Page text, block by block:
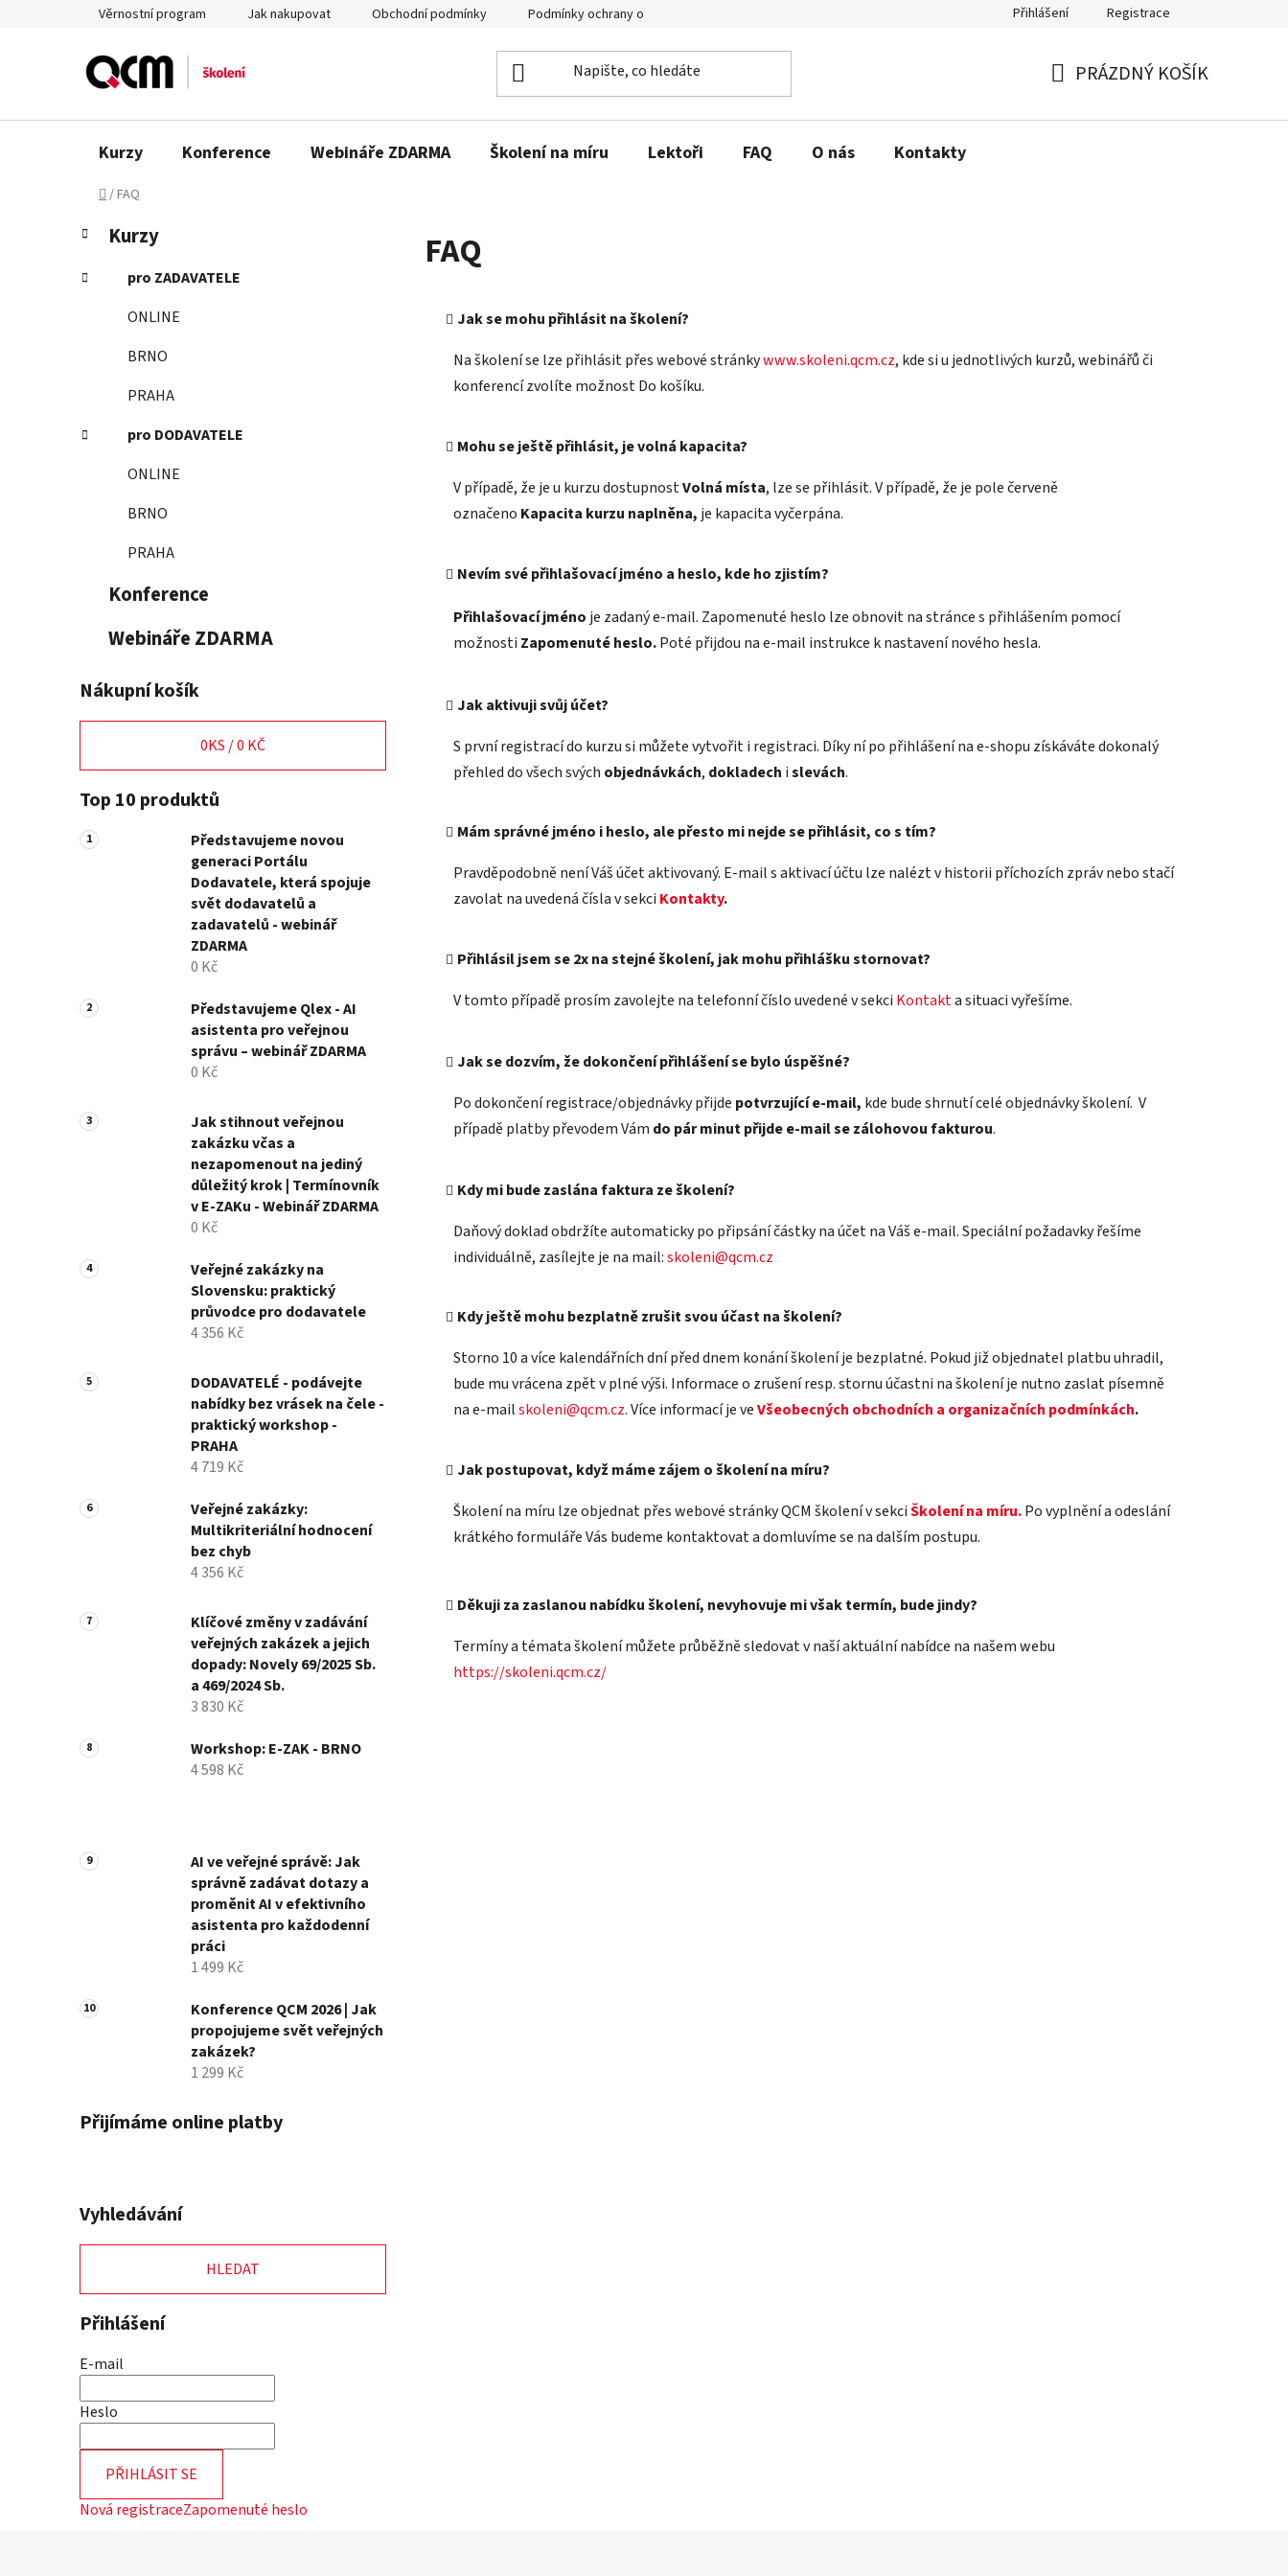
Věrnostní program Jak nakupovat Obchodní podmínky Podmínky ochrany osobních údajů Přihlášení Registrace
PRÁZDNÝ KOŠÍK
Kurzy Konference Webináře ZDARMA Školení na míru Lektoři FAQ O nás Kontakty
Domů
/FAQ
P
s
í
p
Přeskočit
kategorie
K
a
t
e
Kurzy
pro ZADAVATELE
ONLINE
BRNO
PRAHA
pro DODAVATELE
ONLINE
BRNO
PRAHA
Konference
Webináře ZDARMA
Nákupní košík
0KS /0 KČ
Top 10 produktů
Představujeme novou
generaci Portálu
Dodavatele, která spojuje
svět dodavatelů a
zadavatelů - webinář
ZDARMA
0 Kč
Představujeme Qlex - AI
asistenta pro veřejnou
správu – webinář ZDARMA
0 Kč
Jak stihnout veřejnou
zakázku včas a
nezapomenout na jediný
důležitý krok | Termínovník
v E-ZAKu - Webinář ZDARMA
0 Kč
Veřejné zakázky na
Slovensku: praktický
průvodce pro dodavatele
4 356 Kč
DODAVATELÉ - podávejte
nabídky bez vrásek na čele -
praktický workshop -
PRAHA
4 719 Kč
Veřejné zakázky:
Multikriteriální hodnocení
bez chyb
4 356 Kč
Klíčové změny v zadávání
veřejných zakázek a jejich
dopady: Novely 69/2025 Sb.
a 469/2024 Sb.
3 830 Kč
Workshop: E-ZAK - BRNO
4 598 Kč
AI ve veřejné správě: Jak
správně zadávat dotazy a
proměnit AI v efektivního
asistenta pro každodenní
práci
1 499 Kč
Konference QCM 2026 | Jak
propojujeme svět veřejných
zakázek?
1 299 Kč
Přijímáme online platby
Vyhledávání
HLEDAT
Přihlášení
E-mail
Heslo
PŘIHLÁSIT SE
Nová registraceZapomenuté heslo
FAQ
Jak se mohu přihlásit na školení?
Na školení se lze přihlásit přes webové stránkywww.skoleni.qcm.cz, kde si u jednotlivých kurzů, webinářů či
konferencí zvolíte možnost Do košíku.
Mohu se ještě přihlásit, je volná kapacita?
V případě, že je u kurzu dostupnostVolná místa, lze se přihlásit. V případě, že je pole červeně
označeno Kapacita kurzu naplněna, je kapacita vyčerpána.
Nevím své přihlašovací jméno a heslo, kde ho zjistím?
Přihlašovací jméno je zadaný e-mail. Zapomenuté heslo lze obnovit na stránce s přihlášením pomocí
možnosti Zapomenuté heslo.Poté přijdou na e-mail instrukce k nastavení nového hesla.
Jak aktivuji svůj účet?
S první registrací do kurzu si můžete vytvořit i registraci. Díky ní po přihlášení na e-shopu získáváte dokonalý
přehled do všech svých objednávkách, dokladech islevách.
Mám správné jméno i heslo, ale přesto mi nejde se přihlásit, co s tím?
Pravděpodobně není Váš účet aktivovaný. E-mail s aktivací účtu lze nalézt v historii příchozích zpráv nebo stačí
zavolat na uvedená čísla v sekci Kontakty.
Přihlásil jsem se 2x na stejné školení, jak mohu přihlášku stornovat?
V tomto případě prosím zavolejte na telefonní číslo uvedené v sekci Kontakta situaci vyřešíme.
Jak se dozvím, že dokončení přihlášení se bylo úspěšné?
Po dokončení registrace/objednávky přijde potvrzující e-mail, kde bude shrnutí celé objednávky školení. V
případě platby převodem Vám do pár minut přijde e-mail se zálohovou fakturou.
Kdy mi bude zaslána faktura ze školení?
Daňový doklad obdržíte automaticky po připsání částky na účet na Váš e-mail. Speciální požadavky řešíme
individuálně, zasílejte je na mail:skoleni@qcm.cz
Kdy ještě mohu bezplatně zrušit svou účast na školení?
Storno 10 a více kalendářních dní před dnem konání školení je bezplatné. Pokud již objednatel platbu uhradil,
bude mu vrácena zpět v plné výši. Informace o zrušení resp. stornu účastni na školení je nutno zaslat písemně
na e-mailskoleni@qcm.cz. Více informací je veVšeobecných obchodních a organizačních podmínkách.
Jak postupovat, když máme zájem o školení na míru?
Školení na míru lze objednat přes webové stránky QCM školení v sekciŠkolení na míru.Po vyplnění a odeslání
krátkého formuláře Vás budeme kontaktovat a domluvíme se na dalším postupu.
Děkuji za zaslanou nabídku školení, nevyhovuje mi však termín, bude jindy?
Termíny a témata školení můžete průběžně sledovat v naší aktuální nabídce na našem webu
https://skoleni.qcm.cz/